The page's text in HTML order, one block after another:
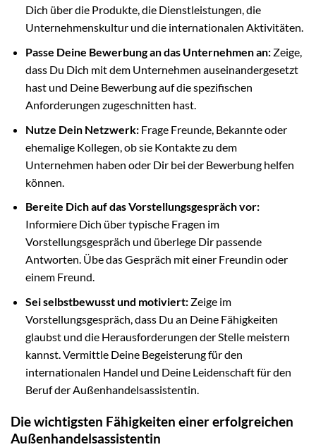
Dich über die Produkte, die Dienstleistungen, die
Unternehmenskultur und die internationalen Aktivitäten.
Passe Deine Bewerbung an das Unternehmen an:Zeige,
dass Du Dich mit dem Unternehmen auseinandergesetzt
hast und Deine Bewerbung auf die spezifischen
Anforderungen zugeschnitten hast.
Nutze Dein Netzwerk:Frage Freunde, Bekannte oder
ehemalige Kollegen, ob sie Kontakte zu dem
Unternehmen haben oder Dir bei der Bewerbung helfen
können.
Bereite Dich auf das Vorstellungsgespräch vor:
Informiere Dich über typische Fragen im
Vorstellungsgespräch und überlege Dir passende
Antworten. Übe das Gespräch mit einer Freundin oder
einem Freund.
Sei selbstbewusst und motiviert:Zeige im
Vorstellungsgespräch, dass Du an Deine Fähigkeiten
glaubst und die Herausforderungen der Stelle meistern
kannst. Vermittle Deine Begeisterung für den
internationalen Handel und Deine Leidenschaft für den
Beruf der Außenhandelsassistentin.
Die wichtigsten Fähigkeiten einer erfolgreichen
Außenhandelsassistentin